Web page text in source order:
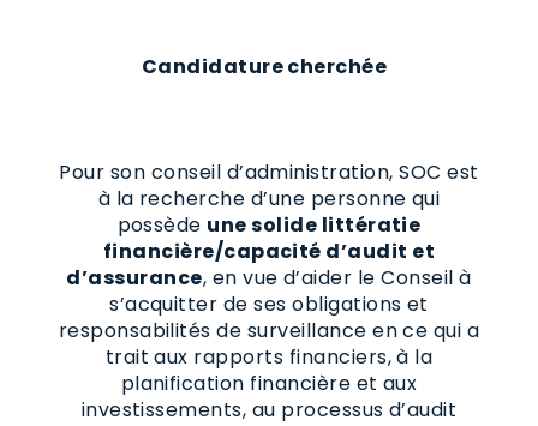
Candidature cherchée
Pour son conseil d’administration, SOC est
à la recherche d’une personne qui
possède une solide littératie
financière/capacité d’audit et
d’assurance, en vue d’aider le Conseil à
s’acquitter de ses obligations et
responsabilités de surveillance en ce qui a
trait aux rapports financiers, à la
planification financière et aux
investissements, au processus d’audit